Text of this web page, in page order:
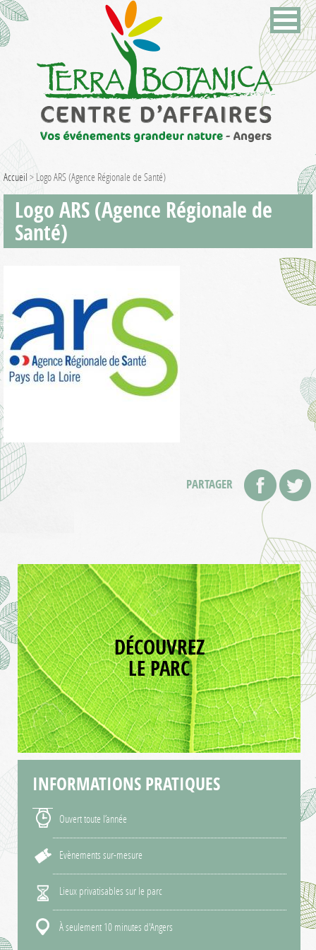
Accueil > Logo ARS (Agence Régionale de Santé)
Logo ARS (Agence Régionale de
Santé)
PARTAGER
DÉCOUVREZ
LE PARC
INFORMATIONS PRATIQUES
Ouvert toute l’année
Evènements sur-mesure
Lieux privatisables sur le parc
À seulement 10 minutes d'Angers